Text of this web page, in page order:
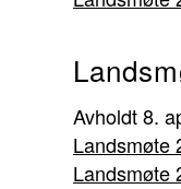
Avholdt 8.
Landsmøte
Landsmøte